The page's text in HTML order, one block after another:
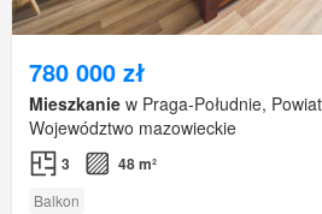
780 000 zł
Mieszkanie w Praga-Południe,
Województwo mazowieckie
3 48 m²
Balkon